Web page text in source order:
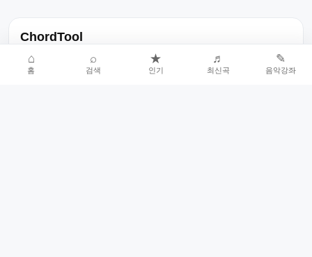
ChordTool
노래 가사, 곡 정보, 코드, 악보를 한곳에서 찾을 수 있는 음악 정보
서비스입니다.
⌂
홈
⌕
검색
★
인기
♬
최신곡
✎
음악강좌